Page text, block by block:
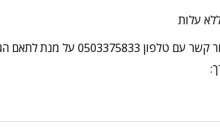
עלות
על מנת לתאם הגעה